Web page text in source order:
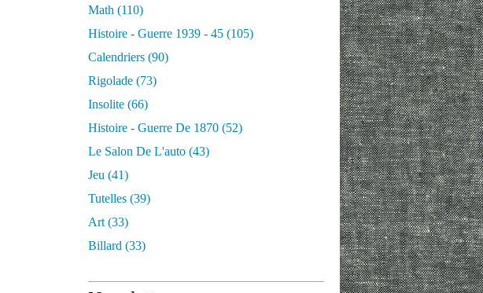
Math (110)
Histoire - Guerre 1939 - 45 (105)
Calendriers (90)
Rigolade (73)
Insolite (66)
Histoire - Guerre De 1870 (52)
Le Salon De L'auto (43)
Jeu (41)
Tutelles (39)
Art (33)
Billard (33)